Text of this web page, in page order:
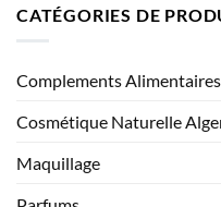
CATÉGORIES DE
Complements
Cosmétique Naturelle
Maquillage